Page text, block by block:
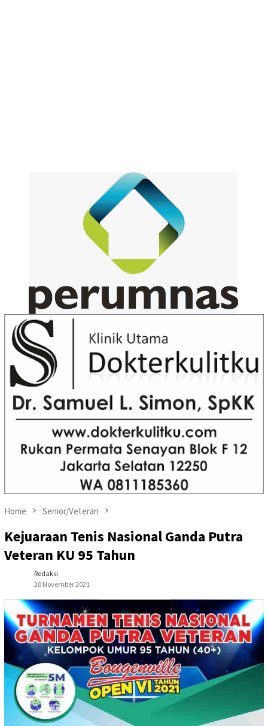
Home Senior/Veteran
Kejuaraan Tenis Nasional Ganda Putra
Veteran KU 95 Tahun
Redaksi
20 November 2021